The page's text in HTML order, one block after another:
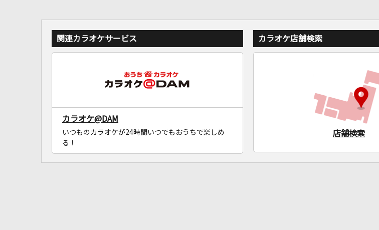
関連カラオケサービス
カラオケ@DAM
いつものカラオケが24時間いつでもおうちで楽しめ
る！
カラオケ店舗検索
店舗検索